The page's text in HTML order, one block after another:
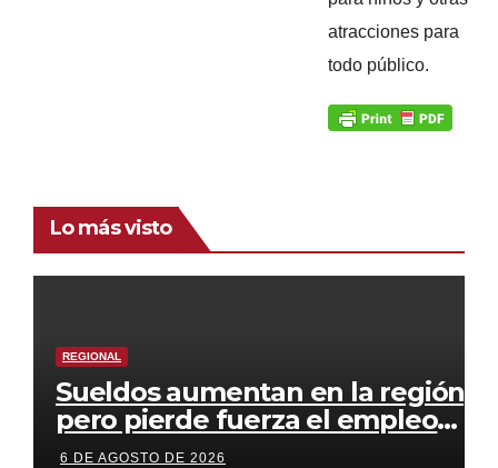
atracciones para
todo público.
Lo más visto
REGIONAL
Sueldos aumentan en la región,
pero pierde fuerza el empleo
formal
6 DE AGOSTO DE 2026